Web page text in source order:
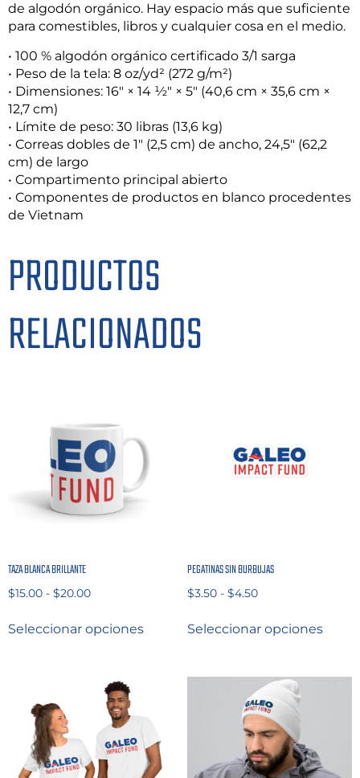
de algodón orgánico. Hay espacio más que suficiente
para comestibles, libros y cualquier cosa en el medio.
• 100 % algodón orgánico certificado 3/1 sarga
• Peso de la tela: 8 oz/yd² (272 g/m²)
• Dimensiones: 16″ × 14 ½″ × 5″ (40,6 cm × 35,6 cm ×
12,7 cm)
• Límite de peso: 30 libras (13,6 kg)
• Correas dobles de 1″ (2,5 cm) de ancho, 24,5″ (62,2
cm) de largo
• Compartimento principal abierto
• Componentes de productos en blanco procedentes
de Vietnam
PRODUCTOS
RELACIONADOS
TAZA BLANCA BRILLANTE
$15.00 - $20.00
Seleccionar opciones
PEGATINAS SIN BURBUJAS
$3.50 - $4.50
Seleccionar opciones